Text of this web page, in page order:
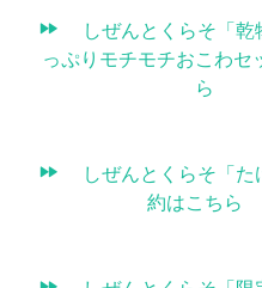
しぜんとくらそ「乾
っぷりモチモチおこわセ
ら
しぜんとくらそ「た
約はこちら